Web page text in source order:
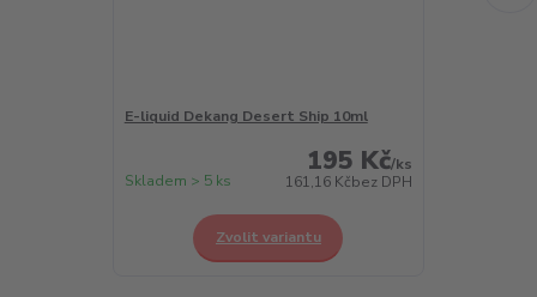
E-liquid Dekang Desert Ship 10ml
195 Kč/ks
161,16 Kčbez DPH
Skladem > 5 ks
Zvolit variantu